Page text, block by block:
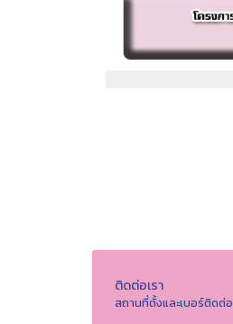
ติดต่อเรา
สถานที่ตั้งและเบอร์ติดต่อ